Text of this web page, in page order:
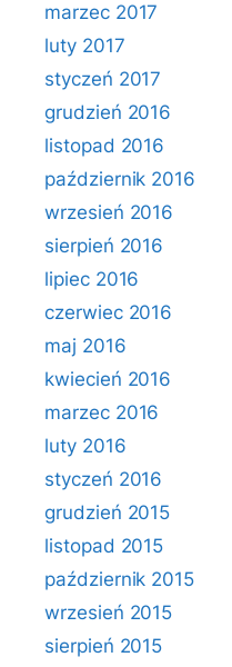
marzec 2017
luty 2017
styczeń 2017
grudzień 2016
listopad 2016
październik 2016
wrzesień 2016
sierpień 2016
lipiec 2016
czerwiec 2016
maj 2016
kwiecień 2016
marzec 2016
luty 2016
styczeń 2016
grudzień 2015
listopad 2015
październik 2015
wrzesień 2015
sierpień 2015